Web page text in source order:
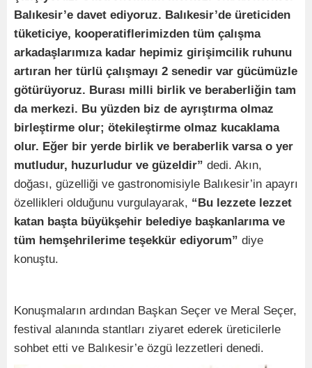
Balıkesir’e davet ediyoruz. Balıkesir’de üreticiden
tüketiciye, kooperatiflerimizden tüm çalışma
arkadaşlarımıza kadar hepimiz girişimcilik ruhunu
artıran her türlü çalışmayı 2 senedir var gücümüzle
götürüyoruz. Burası milli birlik ve beraberliğin tam
da merkezi. Bu yüzden biz de ayrıştırma olmaz
birleştirme olur; ötekileştirme olmaz kucaklama
olur. Eğer bir yerde birlik ve beraberlik varsa o yer
mutludur, huzurludur ve güzeldir” dedi. Akın,
doğası, güzelliği ve gastronomisiyle Balıkesir’in apayrı
özellikleri olduğunu vurgulayarak, “Bu lezzete lezzet
katan başta büyükşehir belediye başkanlarıma ve
tüm hemşehrilerime teşekkür ediyorum” diye
konuştu.
Konuşmaların ardından Başkan Seçer ve Meral Seçer,
festival alanında stantları ziyaret ederek üreticilerle
sohbet etti ve Balıkesir’e özgü lezzetleri denedi.